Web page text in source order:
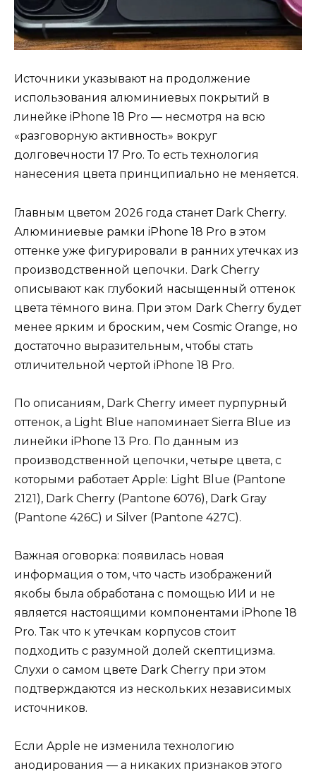
Источники указывают на продолжение
использования алюминиевых покрытий в
линейке iPhone 18 Pro — несмотря на всю
«разговорную активность» вокруг
долговечности 17 Pro. То есть технология
нанесения цвета принципиально не меняется.
Главным цветом 2026 года станет Dark Cherry.
Алюминиевые рамки iPhone 18 Pro в этом
оттенке уже фигурировали в ранних утечках из
производственной цепочки. Dark Cherry
описывают как глубокий насыщенный оттенок
цвета тёмного вина. При этом Dark Cherry будет
менее ярким и броским, чем Cosmic Orange, но
достаточно выразительным, чтобы стать
отличительной чертой iPhone 18 Pro.
По описаниям, Dark Cherry имеет пурпурный
оттенок, а Light Blue напоминает Sierra Blue из
линейки iPhone 13 Pro. По данным из
производственной цепочки, четыре цвета, с
которыми работает Apple: Light Blue (Pantone
2121), Dark Cherry (Pantone 6076), Dark Gray
(Pantone 426C) и Silver (Pantone 427C).
Важная оговорка: появилась новая
информация о том, что часть изображений
якобы была обработана с помощью ИИ и не
является настоящими компонентами iPhone 18
Pro. Так что к утечкам корпусов стоит
подходить с разумной долей скептицизма.
Слухи о самом цвете Dark Cherry при этом
подтверждаются из нескольких независимых
источников.
Если Apple не изменила технологию
анодирования — а никаких признаков этого